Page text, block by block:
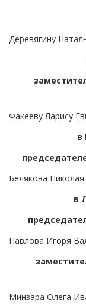
Деревягину
Факееву Ларису
в
Белякова
в
Павлова Игоря
Минзара Олега